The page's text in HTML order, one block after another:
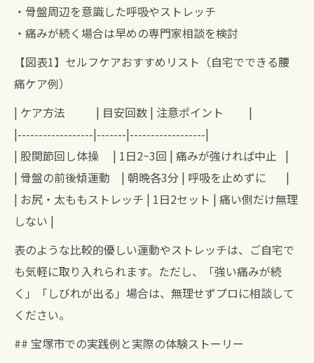
・骨盤周辺を意識した呼吸やストレッチ
・痛みが続く場合は早めの専門家相談を検討
【図表1】セルフケアおすすめリスト（自宅でできる腰
痛ケア例）
| ケア方法 | 目安回数 | 注意ポイント |
|------------------|-------|------------------|
| 股関節回し体操 | 1日2~3回 | 痛みが強ければ中止 |
| 骨盤の前後傾運動 | 朝晩各3分 | 呼吸を止めずに |
| お尻・太ももストレッチ | 1日2セット | 痛い側だけ無理
しない |
表のような比較的優しい運動やストレッチは、ご自宅で
も気軽に取り入れられます。ただし、「強い痛みが続
く」「しびれが出る」場合は、無理せずプロに相談して
ください。
## 宝塚市での実践例と実際の体験ストーリー